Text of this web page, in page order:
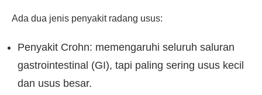
Ada dua jenis penyakit radang usus:
Penyakit Crohn: memengaruhi seluruh saluran
gastrointestinal (GI), tapi paling sering usus kecil
dan usus besar.